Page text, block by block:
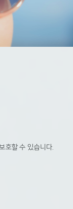
호할 수 있습니다.